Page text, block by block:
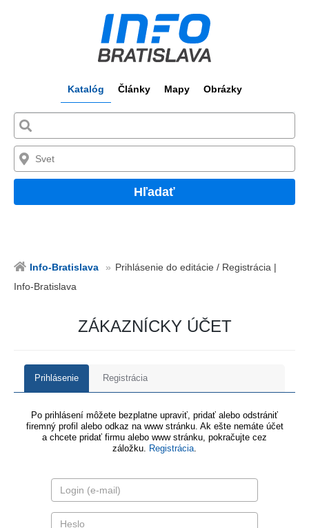
Katalóg Články Mapy Obrázky
Hľadať
Info-Bratislava
Prihlásenie do editácie / Registrácia |
Info-Bratislava
ZÁKAZNÍCKY ÚČET
Prihlásenie Registrácia
Po prihlásení môžete bezplatne upraviť, pridať alebo odstrániť
firemný profil alebo odkaz na www stránku. Ak ešte nemáte účet
a chcete pridať firmu alebo www stránku, pokračujte cez
záložku. Registrácia.